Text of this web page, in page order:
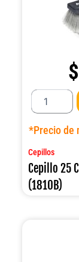
$
Cepillo
CM
10"
Level
PVC
(1810B)
cantidad
*Precio de
Cepillos
Cepillo 25
(1810B)